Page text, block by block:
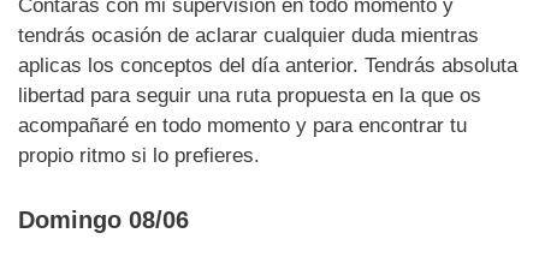
Contarás con mi supervisión en todo momento y
tendrás ocasión de aclarar cualquier duda mientras
aplicas los conceptos del día anterior. Tendrás absoluta
libertad para seguir una ruta propuesta en la que os
acompañaré en todo momento y para encontrar tu
propio ritmo si lo prefieres.
Domingo 08/06